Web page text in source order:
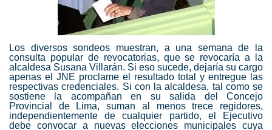
Los diversos sondeos muestran, a una semana de la
consulta popular de revocatorias, que se revocaría a la
alcaldesa Susana Villarán. Si eso sucede, dejaría su cargo
apenas el JNE proclame el resultado total y entregue las
respectivas credenciales. Si con la alcaldesa, tal como se
sostiene la acompañan en su salida del Concejo
Provincial de Lima, suman al menos trece regidores,
independientemente de cualquier partido, el Ejecutivo
debe convocar a nuevas elecciones municipales cuya